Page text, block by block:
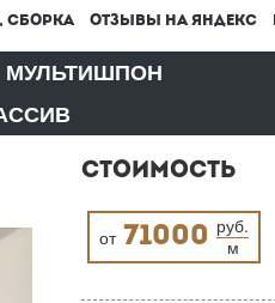
СБОРКА ОТЗЫВЫ НА ЯНДЕКС
МУЛЬТИШПОН
СТОИМОСТЬ
от 71000 руб.
м